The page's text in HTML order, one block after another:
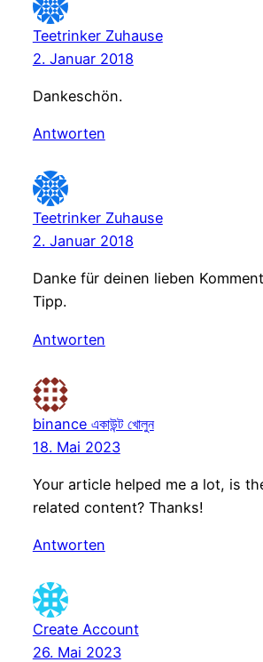
Teetrinker Zuhause
2. Januar 2018
Dankeschön.
Antworten
Teetrinker Zuhause
2. Januar 2018
Danke für deinen lieben
Tipp.
Antworten
binance একাউন্ট খোলুন
18. Mai 2023
Your article helped me a lot, is
related content? Thanks!
Antworten
Create Account
26. Mai 2023